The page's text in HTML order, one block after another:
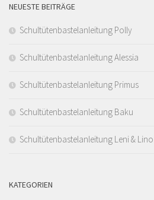
NEUESTE BEITRÄGE
Schultütenbastelanleitung Polly
Schultütenbastelanleitung Alessia
Schultütenbastelanleitung Primus
Schultütenbastelanleitung Baku
Schultütenbastelanleitung Leni & Lino
KATEGORIEN